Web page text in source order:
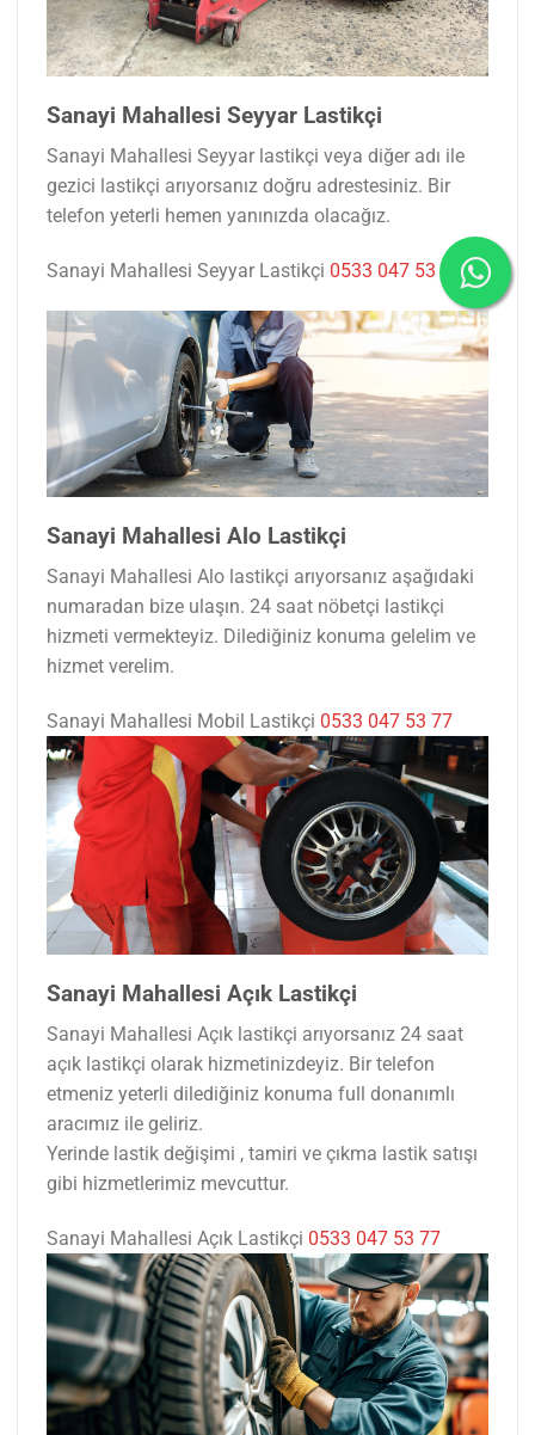
Sanayi Mahallesi Seyyar Lastikçi
Sanayi Mahallesi Seyyar lastikçi veya diğer adı ile
gezici lastikçi arıyorsanız doğru adrestesiniz. Bir
telefon yeterli hemen yanınızda olacağız.
Sanayi Mahallesi Seyyar Lastikçi 0533 047 53 77
Sanayi Mahallesi Alo Lastikçi
Sanayi Mahallesi Alo lastikçi arıyorsanız aşağıdaki
numaradan bize ulaşın. 24 saat nöbetçi lastikçi
hizmeti vermekteyiz. Dilediğiniz konuma gelelim ve
hizmet verelim.
Sanayi Mahallesi Mobil Lastikçi 0533 047 53 77
Sanayi Mahallesi Açık Lastikçi
Sanayi Mahallesi Açık lastikçi arıyorsanız 24 saat
açık lastikçi olarak hizmetinizdeyiz. Bir telefon
etmeniz yeterli dilediğiniz konuma full donanımlı
aracımız ile geliriz.
Yerinde lastik değişimi , tamiri ve çıkma lastik satışı
gibi hizmetlerimiz mevcuttur.
Sanayi Mahallesi Açık Lastikçi 0533 047 53 77